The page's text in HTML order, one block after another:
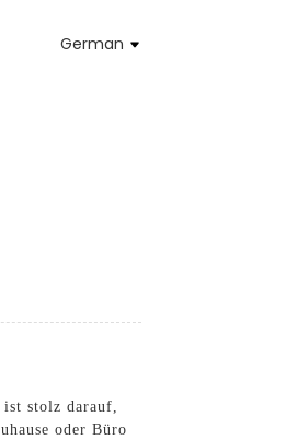
German
stolz darauf,
oder Büro